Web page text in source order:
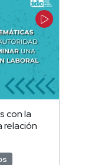
con la
relación